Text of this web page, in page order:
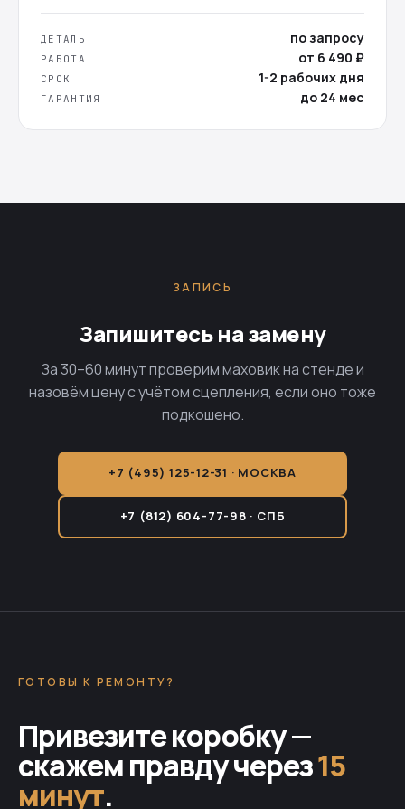
ДЕТАЛЬ по запросу
РАБОТА от 6 490 ₽
СРОК 1-2 рабочих дня
ГАРАНТИЯ до 24 мес
ЗАПИСЬ
Запишитесь на замену
За 30–60 минут проверим маховик на стенде и
назовём цену с учётом сцепления, если оно тоже
подкошено.
+7 (495) 125-12-31 · МОСКВА
+7 (812) 604-77-98 · СПБ
ГОТОВЫ К РЕМОНТУ?
Привезите коробку —
скажем правду через15
минут.